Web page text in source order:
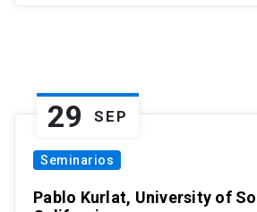
29 SEP
Seminarios
Pablo Kurlat, University of